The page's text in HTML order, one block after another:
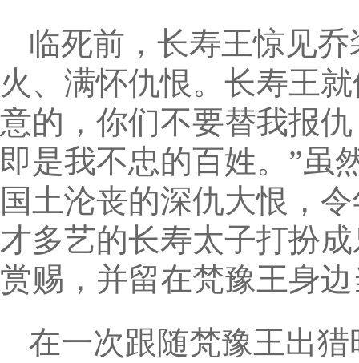
临死前，长寿王惊见
火、满怀仇恨。长寿王
意的，你们不要替我报
即是我不忠的百姓。”虽
国土沦丧的深仇大恨，
才多艺的长寿太子打扮
赏赐，并留在梵豫王身
在一次跟随梵豫王出